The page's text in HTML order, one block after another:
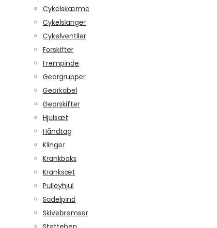
Cykelskærme
Cykelslanger
Cykelventiler
Forskifter
Frempinde
Geargrupper
Gearkabel
Gearskifter
Hjulsæt
Håndtag
Klinger
Krankboks
Kranksæt
Pulleyhjul
Sadelpind
Skivebremser